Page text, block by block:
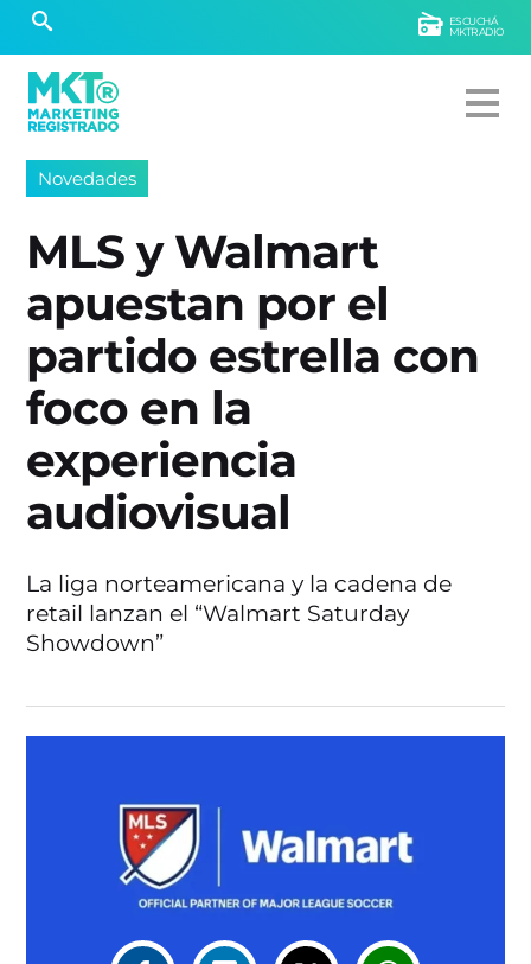
ESCUCHÁ
MKTRADIO
Novedades
MLS y Walmart
apuestan por el
partido estrella con
foco en la
experiencia
audiovisual
La liga norteamericana y la cadena de
retail lanzan el “Walmart Saturday
Showdown”